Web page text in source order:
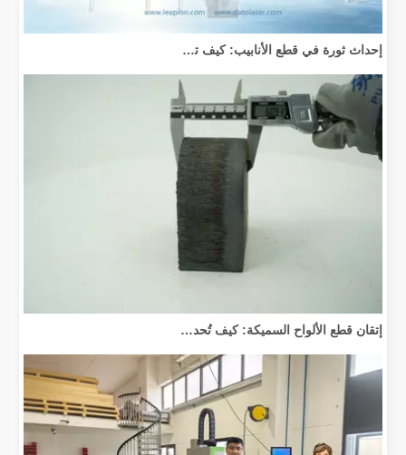
إحداث ثورة في قطع الأنابيب: كيف تقوم آلات قطع الأنابيب بالليزر بتحويل عملية التصنيع
إتقان قطع الألواح السميكة: كيف تُحدث آلات القطع بليزر الألياف ثورة في التصنيع